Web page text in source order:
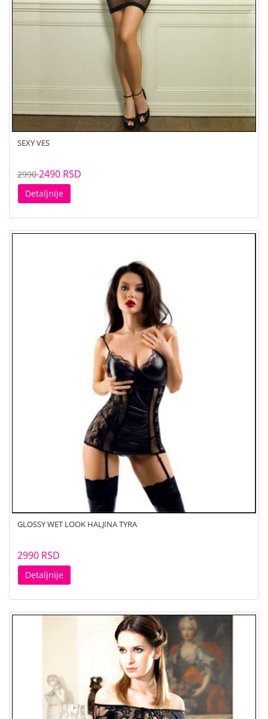
SEXY VES
29902490 RSD
Detaljnije
GLOSSY WET LOOK HALJINA TYRA
2990 RSD
Detaljnije